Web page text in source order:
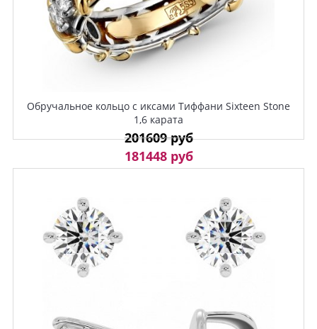
Обручальное кольцо с иксами Тиффани Sixteen Stone
1,6 карата
201609 руб
181448 руб